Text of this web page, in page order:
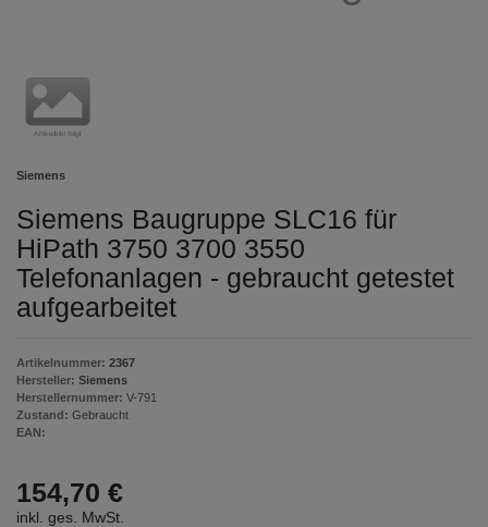
Siemens
Siemens Baugruppe SLC16 für
HiPath 3750 3700 3550
Telefonanlagen - gebraucht getestet
aufgearbeitet
Artikelnummer: 2367
Hersteller: Siemens
Herstellernummer: V-791
Zustand: Gebraucht
EAN:
154,70 €
inkl. ges. MwSt.